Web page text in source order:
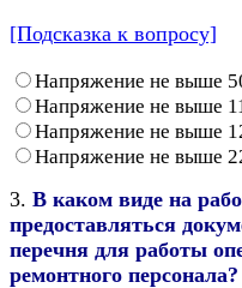
[Подсказка к вопросу]
Напряжение не выше
Напряжение не выше
Напряжение не выше
Напряжение не выше
3. В каком виде на
предоставляться
перечня для работы
ремонтного персонала?